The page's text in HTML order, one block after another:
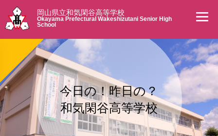
岡山県立和気閑谷高等学校
Okayama Prefectural Wakeshizutani Senior High
School
今日の！昨日の？
和気閑谷高等学校